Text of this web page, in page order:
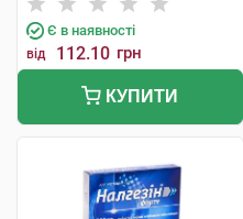
Є в наявності
від 112.10 грн
КУПИТИ